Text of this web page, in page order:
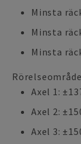
Minsta
Minsta
Minsta
Rörelseområde
Axel 1:
Axel 2:
Axel 3: